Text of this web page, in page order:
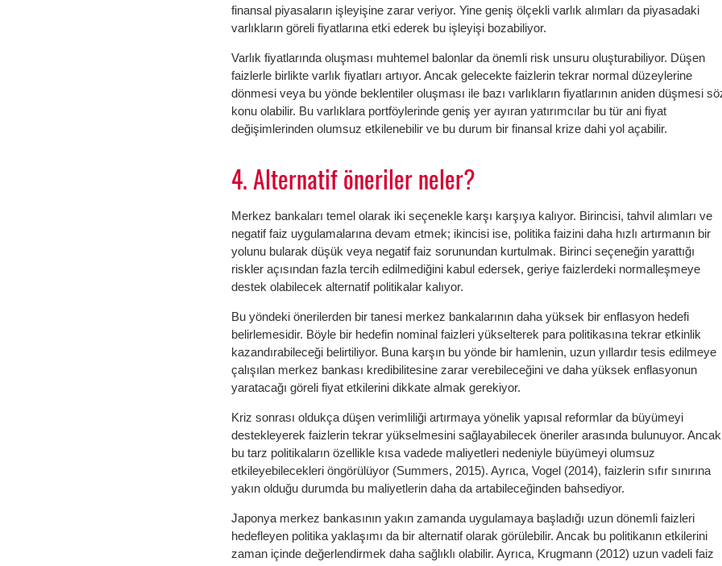
finansal piyasaların işleyişine zarar veriyor. Yine geniş ölçekli varlık alımları da piyasadaki
varlıkların göreli fiyatlarına etki ederek bu işleyişi bozabiliyor.
Varlık fiyatlarında oluşması muhtemel balonlar da önemli risk unsuru oluşturabiliyor. Düşen
faizlerle birlikte varlık fiyatları artıyor. Ancak gelecekte faizlerin tekrar normal düzeylerine
dönmesi veya bu yönde beklentiler oluşması ile bazı varlıkların fiyatlarının aniden düşmesi
konu olabilir. Bu varlıklara portföylerinde geniş yer ayıran yatırımcılar bu tür ani fiyat
değişimlerinden olumsuz etkilenebilir ve bu durum bir finansal krize dahi yol açabilir.
4. Alternatif öneriler neler?
Merkez bankaları temel olarak iki seçenekle karşı karşıya kalıyor. Birincisi, tahvil alımları ve
negatif faiz uygulamalarına devam etmek; ikincisi ise, politika faizini daha hızlı artırmanın bir
yolunu bularak düşük veya negatif faiz sorunundan kurtulmak. Birinci seçeneğin yarattığı
riskler açısından fazla tercih edilmediğini kabul edersek, geriye faizlerdeki normalleşmeye
destek olabilecek alternatif politikalar kalıyor.
Bu yöndeki önerilerden bir tanesi merkez bankalarının daha yüksek bir enflasyon hedefi
belirlemesidir. Böyle bir hedefin nominal faizleri yükselterek para politikasına tekrar etkinlik
kazandırabileceği belirtiliyor. Buna karşın bu yönde bir hamlenin, uzun yıllardır tesis edilmeye
çalışılan merkez bankası kredibilitesine zarar verebileceğini ve daha yüksek enflasyonun
yaratacağı göreli fiyat etkilerini dikkate almak gerekiyor.
Kriz sonrası oldukça düşen verimliliği artırmaya yönelik yapısal reformlar da büyümeyi
destekleyerek faizlerin tekrar yükselmesini sağlayabilecek öneriler arasında bulunuyor. Ancak
bu tarz politikaların özellikle kısa vadede maliyetleri nedeniyle büyümeyi olumsuz
etkileyebilecekleri öngörülüyor (Summers, 2015). Ayrıca, Vogel (2014), faizlerin sıfır sınırına
yakın olduğu durumda bu maliyetlerin daha da artabileceğinden bahsediyor.
Japonya merkez bankasının yakın zamanda uygulamaya başladığı uzun dönemli faizleri
hedefleyen politika yaklaşımı da bir alternatif olarak görülebilir. Ancak bu politikanın etkilerini
zaman içinde değerlendirmek daha sağlıklı olabilir. Ayrıca, Krugmann (2012) uzun vadeli faiz